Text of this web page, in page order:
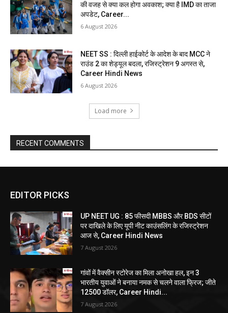
की वजह से क्या कल होगा अवकाश; क्या है IMD का ताजा
अपडेट, Career...
6 August 2026
NEET SS : दिल्ली हाईकोर्ट के आदेश के बाद MCC ने
राउंड 2 का शेड्यूल बदला, रजिस्ट्रेशन 9 अगस्त से,
Career Hindi News
6 August 2026
Load more
RECENT COMMENTS
EDITOR PICKS
UP NEET UG : 85 फीसदी MBBS और BDS सीटों
पर दाखिले के लिए यूपी नीट काउंसलिंग के रजिस्ट्रेशन
आज से, Career Hindi News
7 August 2026
गांवों में वैक्सीन स्टोरेज का मिला अनोखा हल, इन 3
भारतीय युवाओं ने बनाया नमक से चलने वाला फ्रिज; जीते
12500 डॉलर, Career Hindi...
7 August 2026